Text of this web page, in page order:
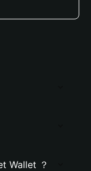
Wallet ？